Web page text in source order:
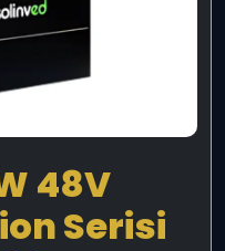
48V
Serisi